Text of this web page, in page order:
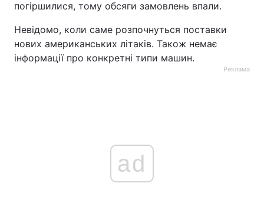
погіршилися, тому обсяги замовлень впали.
Невідомо, коли саме розпочнуться поставки
нових американських літаків. Також немає
інформації про конкретні типи машин.
Реклама
ad